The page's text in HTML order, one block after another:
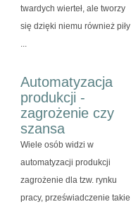
twardych wierteł, ale tworzy
się dzięki niemu również piły
Automatyzacja
produkcji -
zagrożenie czy
szansa
Wiele osób widzi w
automatyzacji produkcji
zagrożenie dla tzw. rynku
pracy, przeświadczenie takie